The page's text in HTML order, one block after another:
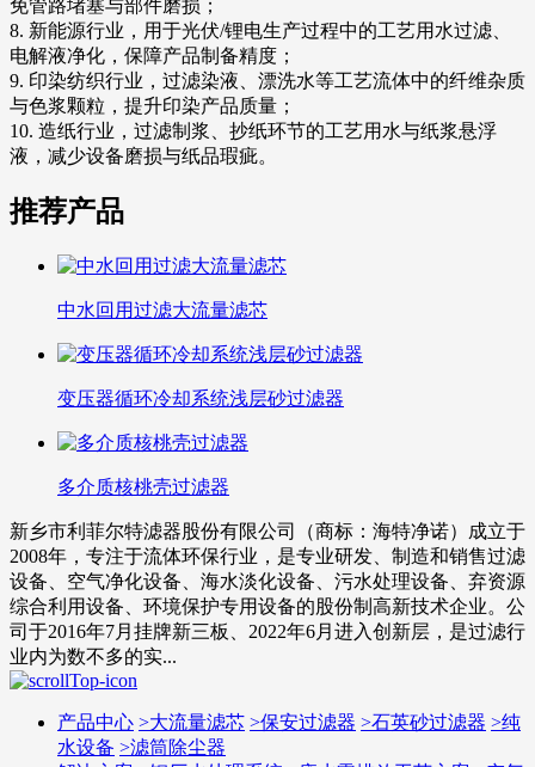
免管路堵塞与部件磨损；
8. 新能源行业，用于光伏/锂电生产过程中的工艺用水过滤、
电解液净化，保障产品制备精度；
9. 印染纺织行业，过滤染液、漂洗水等工艺流体中的纤维杂质
与色浆颗粒，提升印染产品质量；
10. 造纸行业，过滤制浆、抄纸环节的工艺用水与纸浆悬浮
液，减少设备磨损与纸品瑕疵。
推荐产品
中水回用过滤大流量滤芯
变压器循环冷却系统浅层砂过滤器
多介质核桃壳过滤器
新乡市利菲尔特滤器股份有限公司（商标：海特净诺）成立于
2008年，专注于流体环保行业，是专业研发、制造和销售过滤
设备、空气净化设备、海水淡化设备、污水处理设备、弃资源
综合利用设备、环境保护专用设备的股份制高新技术企业。公
司于2016年7月挂牌新三板、2022年6月进入创新层，是过滤行
业内为数不多的实...
产品中心 >大流量滤芯 >保安过滤器 >石英砂过滤器 >纯
水设备 >滤筒除尘器